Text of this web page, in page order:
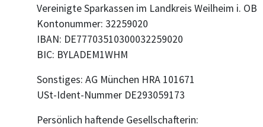
Vereinigte Sparkassen im Landkreis Weilheim i. OB
Kontonummer: 32259020
IBAN: DE77703510300032259020
BIC: BYLADEM1WHM
Sonstiges: AG München HRA 101671
USt-Ident-Nummer DE293059173
Persönlich haftende Gesellschafterin: